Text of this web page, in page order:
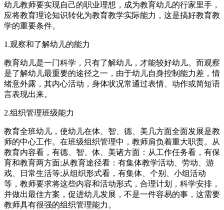
幼儿教师要实现自己的职业理想，成为教育幼儿的行家里手，
应将教育理论知识转化为教育教学实际能力，这是搞好教育教
学的重要条件。
1.观察和了解幼儿的能力
教育幼儿是一门科学，只有了解幼儿，才能较好幼儿。而观察
是了解幼儿最重要的途径之一，由于幼儿自身控制能力差，情
绪意外露，其内心活动，身体状况常通过表情、动作或简短语
言表现出来。
2.组织管理班级能力
教育全班幼儿，使幼儿在体、智、德、美几方面全面发展是教
师的中心工作。在班级组织管理中，教师肩负着重大职责。从
教育内容看，有德、智、体、美诸方面：从工作任务看，有保
育和教育两方面;从教育途径看：有集体教学活动、劳动、游
戏、日常生活等;从组织形式看，有集体、个别、小组活动
等，教师要求将这些内容和活动形式，合理计划，科学安排，
并做出最佳方案，促进幼儿发展，不是一件容易的事，这需要
教师具有很强的组织管理能力。